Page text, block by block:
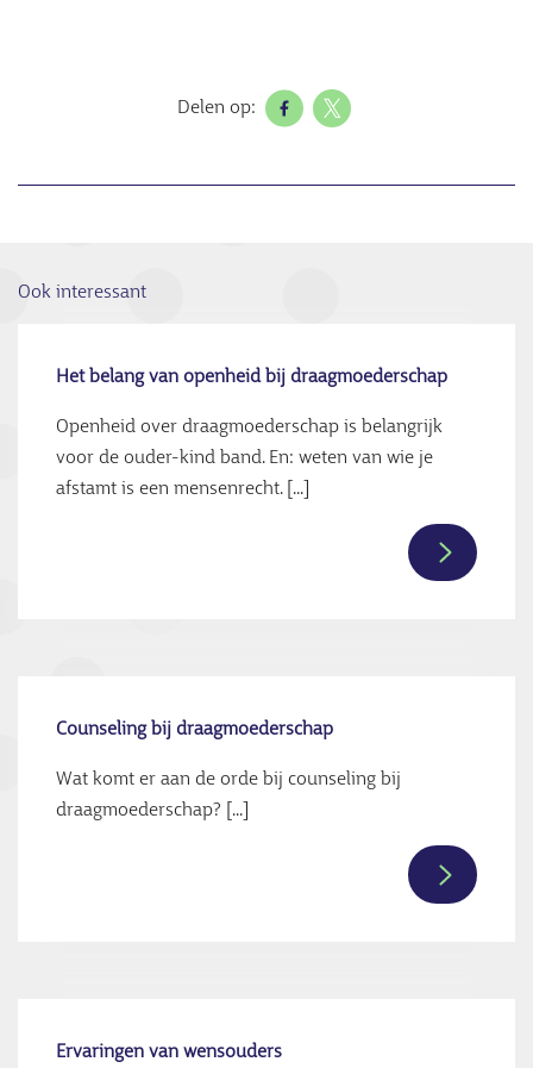
Delen op:
Ook interessant
Het belang van openheid bij draagmoederschap
Openheid over draagmoederschap is belangrijk
voor de ouder-kind band. En: weten van wie je
afstamt is een mensenrecht. [...]
Lees
Counseling bij draagmoederschap
Wat komt er aan de orde bij counseling bij
draagmoederschap? [...]
Lees
Ervaringen van wensouders